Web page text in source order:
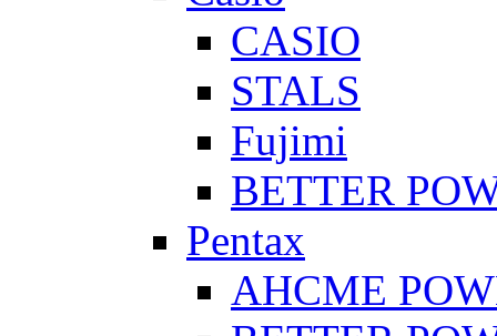
CASIO
STALS
Fujimi
BETTER
Pentax
AHCME